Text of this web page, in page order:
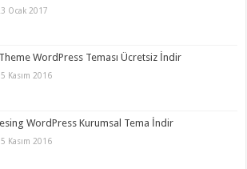
Ocak 2017
WordPress Teması Ücretsiz İndir
Kasım 2016
WordPress Kurumsal Tema İndir
Kasım 2016